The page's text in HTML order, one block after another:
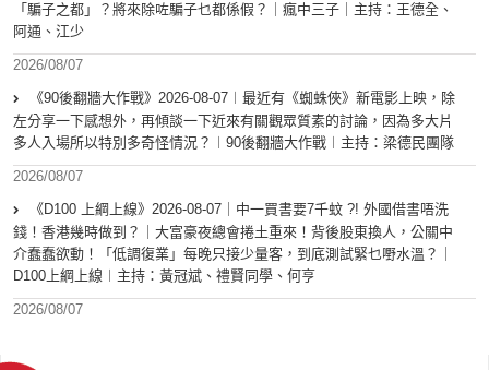
「騙子之都」？將來除咗騙子乜都係假？｜瘋中三子｜主持：王德全、
阿通、江少
2026/08/07
《90後翻牆大作戰》2026-08-07︱最近有《蜘蛛俠》新電影上映，除
左分享一下感想外，再傾談一下近來有關觀眾質素的討論，因為多大片
多人入場所以特別多奇怪情況？︱90後翻牆大作戰︱主持：梁德民團隊
2026/08/07
《D100 上綱上線》2026-08-07｜中一買書要7千蚊 ?! 外國借書唔洗
錢！香港幾時做到？｜大富豪夜總會捲土重來！背後股東換人，公關中
介蠢蠢欲動！「低調復業」每晚只接少量客，到底測試緊乜嘢水溫？｜
D100上綱上線︱主持：黃冠斌、禮賢同學、何亨
2026/08/07